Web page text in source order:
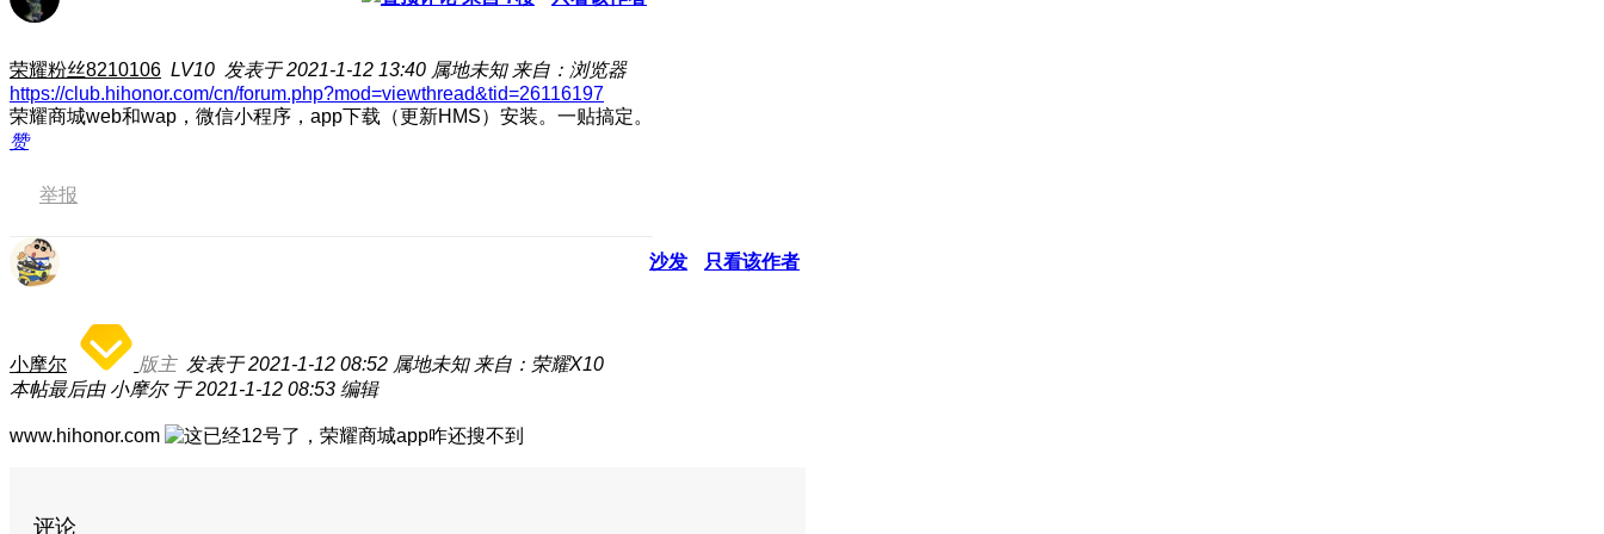
荣耀粉丝8210106 LV10 发表于 2021-1-12 13:40 属地未知 来自：浏览器
https://club.hihonor.com/cn/forum.php?mod=viewthread&tid=26116197
荣耀商城web和wap，微信小程序，app下载（更新HMS）安装。一贴搞定。
赞
举报
沙发 只看该作者
小摩尔 版主 发表于 2021-1-12 08:52 属地未知 来自：荣耀X10
本帖最后由 小摩尔 于 2021-1-12 08:53 编辑
www.hihonor.com
评论